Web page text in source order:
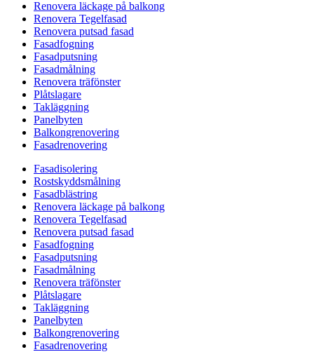
Renovera läckage på balkong
Renovera Tegelfasad
Renovera putsad fasad
Fasadfogning
Fasadputsning
Fasadmålning
Renovera träfönster
Plåtslagare
Takläggning
Panelbyten
Balkongrenovering
Fasadrenovering
Fasadisolering
Rostskyddsmålning
Fasadblästring
Renovera läckage på balkong
Renovera Tegelfasad
Renovera putsad fasad
Fasadfogning
Fasadputsning
Fasadmålning
Renovera träfönster
Plåtslagare
Takläggning
Panelbyten
Balkongrenovering
Fasadrenovering